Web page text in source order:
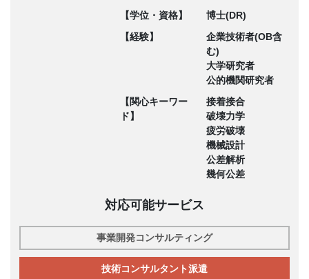
【学位・資格】
博士(DR)
【経験】
企業技術者(OB含
む)
大学研究者
公的機関研究者
【関心キーワー
ド】
接着接合
破壊力学
疲労破壊
機械設計
公差解析
幾何公差
対応可能サービス
事業開発コンサルティング
技術コンサルタント派遣